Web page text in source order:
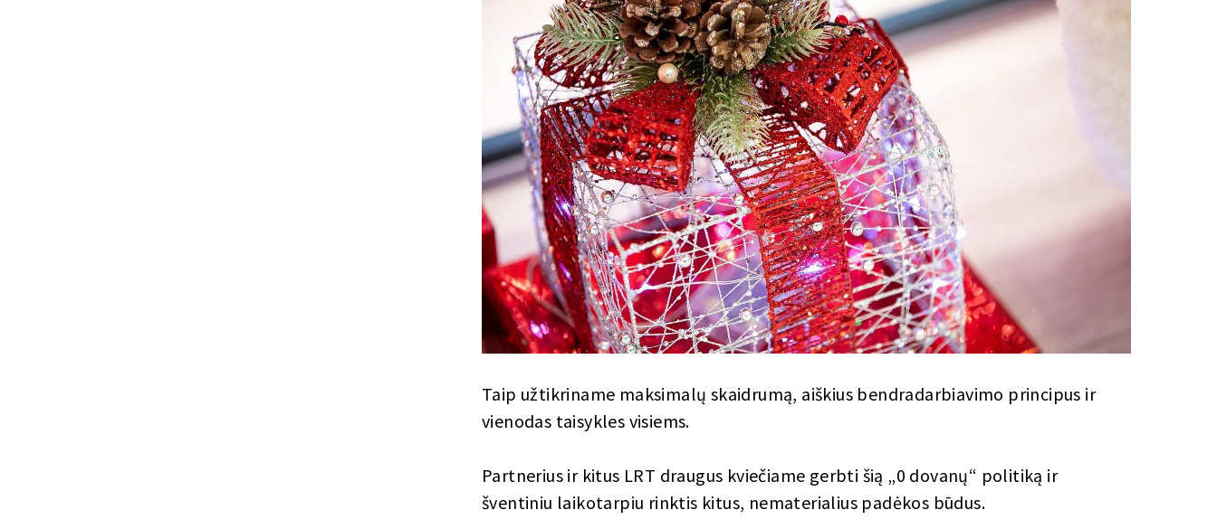
Taip užtikriname maksimalų skaidrumą, aiškius bendradarbiavimo principus ir
vienodas taisykles visiems.
Partnerius ir kitus LRT draugus kviečiame gerbti šią „0 dovanų“ politiką ir
šventiniu laikotarpiu rinktis kitus, nematerialius padėkos būdus.